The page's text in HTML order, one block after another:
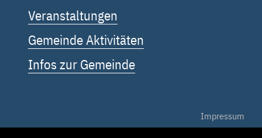
Veranstaltungen
Gemeinde Aktivitäten
Infos zur Gemeinde
Impressum